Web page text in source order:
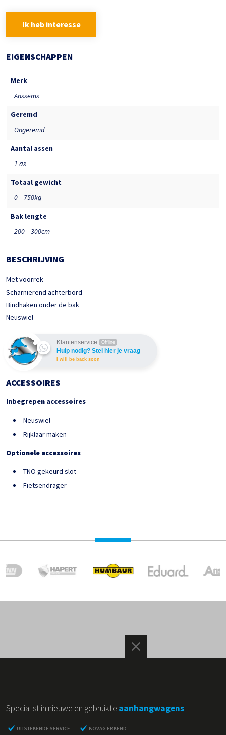
Ik heb interesse
EIGENSCHAPPEN
Merk
Anssems
Geremd
Ongeremd
Aantal assen
1 as
Totaal gewicht
0 – 750kg
Bak lengte
200 – 300cm
BESCHRIJVING
Met voorrek
Scharnierend achterbord
Bindhaken onder de bak
Neuswiel
Klantenservice Offline
Hulp nodig? Stel hier je vraag
I will be back soon
ACCESSOIRES
Inbegrepen accessoires
Neuswiel
Rijklaar maken
Optionele accessoires
TNO gekeurd slot
Fietsendrager
Specialist in nieuwe en gebruikte aanhangwagens
UITSTEKENDE SERVICE
BOVAG ERKEND